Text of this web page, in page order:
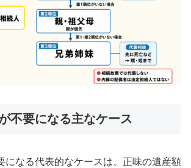
不要になる主なケース
になる代表的なケースは、正味の遺産額